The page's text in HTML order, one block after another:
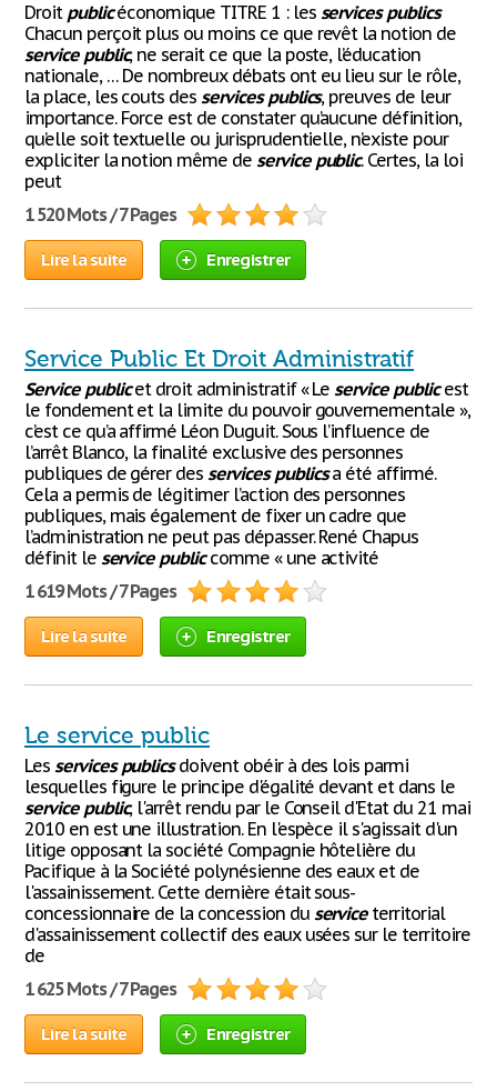
Droit publicéconomique TITRE 1 : les services publics
Chacun perçoit plus ou moins ce que revêt la notion de
service public, ne serait ce que la poste, l’éducation
nationale, … De nombreux débats ont eu lieu sur le rôle,
la place, les couts desservices publics, preuves de leur
importance. Force est de constater qu’aucune définition,
qu’elle soit textuelle ou jurisprudentielle, n’existe pour
expliciter la notion même de service public. Certes, la loi
peut
1 520 Mots / 7 Pages
Lire la suite Enregistrer
Service Public Et Droit Administratif
Service publicet droit administratif « Leservice publicest
le fondement et la limite du pouvoir gouvernementale »,
c’est ce qu’a affirmé Léon Duguit. Sous l’influence de
l’arrêt Blanco, la finalité exclusive des personnes
publiques de gérer desservices publicsa été affirmé.
Cela a permis de légitimer l’action des personnes
publiques, mais également de fixer un cadre que
l’administration ne peut pas dépasser. René Chapus
définit le service publiccomme « une activité
1 619 Mots / 7 Pages
Lire la suite Enregistrer
Le service public
Les services publicsdoivent obéir à des lois parmi
lesquelles figure le principe d'égalité devant et dans le
service public, l'arrêt rendu par le Conseil d'Etat du 21 mai
2010 en est une illustration. En l'espèce il s'agissait d'un
litige opposant la société Compagnie hôtelière du
Pacifique à la Société polynésienne des eaux et de
l'assainissement. Cette dernière était sous-
concessionnaire de la concession du serviceterritorial
d'assainissement collectif des eaux usées sur le territoire
de
1 625 Mots / 7 Pages
Lire la suite Enregistrer